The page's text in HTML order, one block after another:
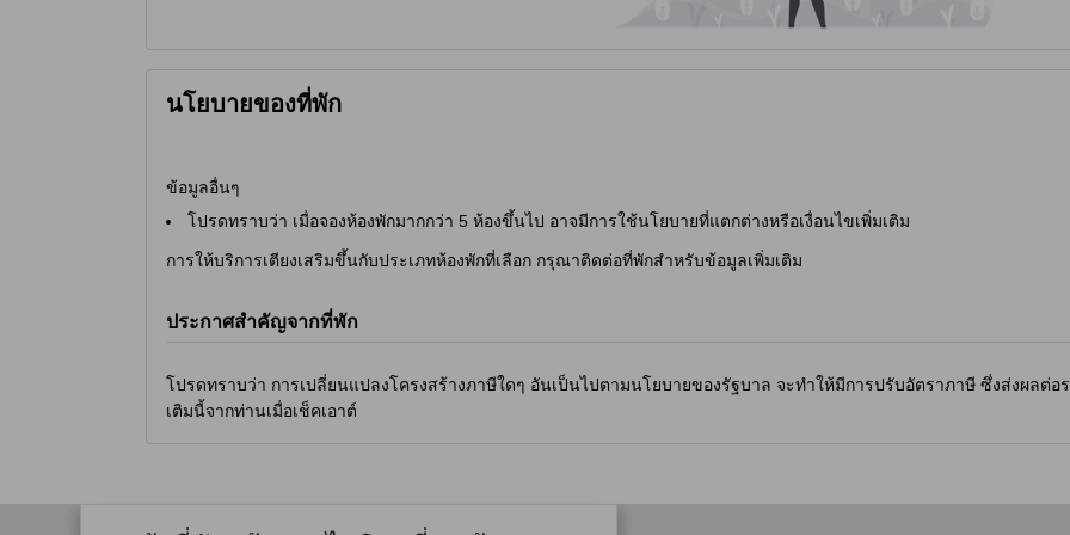
ประทับใจ อีกหนึ่งจุดหมายที่น่าสนใจคือ Lion Point จุดชมวิวที่มีทิวทัศน์ที่สวยงามของภูเขาและหุบเขา คุณสามารถมาที่นี่เพื่อ
เหมาะสำหรับการเดินเล่นและพักผ่อนท่ามกลางธรรมชาติที่เงียบสงบ ทำให้การเข้าพักที่ Sunrise Preciado 4Br Bungalow เ
Sunrise Preciado 4Br Bungalow ตั้งอยู่ในทำเลที่สะดวกสบายในหมู่บ้าน Tungarli ซึ่งมีการเข้าถึงการขนส่งสาธารณะที่ดีเยี่ย
Lonavala ซึ่งเป็นจุดเชื่อมต่อที่สำคัญสำหรับนักท่องเที่ยวที่ต้องการเดินทางไปยังจุดหมายปลายทางต่าง ๆ ในรัฐมหาราษฏระ ส
และสถานที่ท่องเที่ยวที่น่าสนใจ ทำให้การเดินทางไปยัง Lonavala และพื้นที่โดยรอบเป็นเรื่องง่ายและสะดวก การเดินทางจาก
และวันหยุดนักขัตฤกษ์ ทำให้คุณสามารถวางแผนการเดินทางได้อย่างยืดหยุ่นและสะดวกสบาย เพื่อให้คุณได้สัมผัสประสบการณ์
เมื่อคุณเข้าพักที่ Sunrise Preciado 4Br Bungalow ในหมู่บ้าน Tungarli คุณจะได้พบกับร้านอาหารที่หลากหลายซึ่งตั้งอยู่ในบริ
นโยบายของที่พัก
ข้อมูลอื่นๆ
โปรดทราบว่า เมื่อจองห้องพักมากกว่า 5 ห้องขึ้นไป อาจมีการใช้นโยบายที่แตกต่างหรือเงื่อนไขเพิ่มเติม
การให้บริการเตียงเสริมขึ้นกับประเภทห้องพักที่เลือก กรุณาติดต่อที่พักสำหรับข้อมูลเพิ่มเติม
ประกาศสำคัญจากที่พัก
โปรดทราบว่า การเปลี่ยนแปลงโครงสร้างภาษีใดๆ อันเป็นไปตามนโยบายของรัฐบาล จะทำให้มีการปรับอัตราภาษี ซึ่งส่งผลต่อ
เติมนี้จากท่านเมื่อเช็คเอาต์